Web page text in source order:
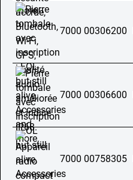
7000 00306200
7000 00306600
7000 00758305